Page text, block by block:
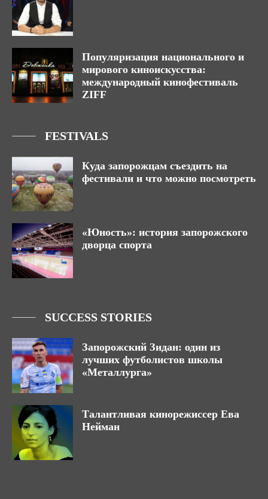
Популяризация национального и
мирового киноискусства:
международный кинофестиваль
ZIFF
FESTIVALS
Куда запорожцам съездить на
фестивали и что можно посмотреть
«Юность»: история запорожского
дворца спорта
SUCCESS STORIES
Запорожский Зидан: один из
лучших футболистов школы
«Металлурга»
Талантливая кинорежиссер Ева
Нейман